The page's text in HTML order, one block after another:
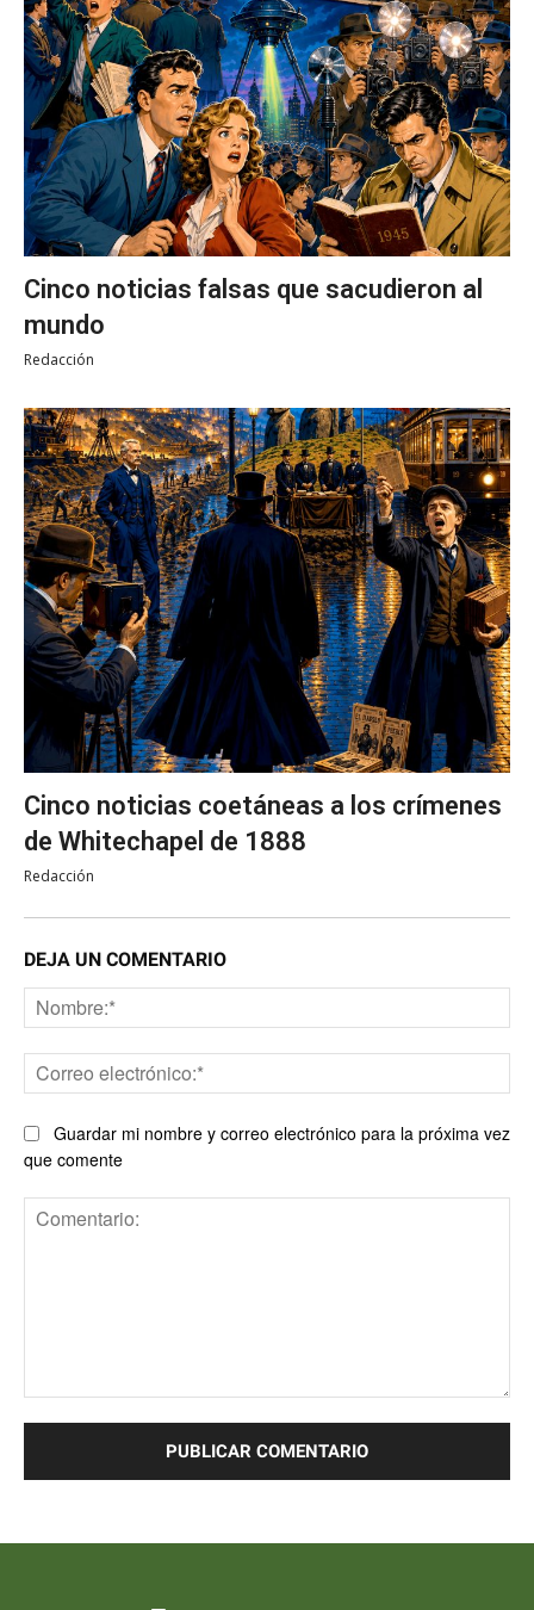
Cinco noticias falsas que sacudieron al
mundo
Redacción
Cinco noticias coetáneas a los crímenes
de Whitechapel de 1888
Redacción
DEJA UN COMENTARIO
Guardar mi nombre y correo electrónico para la próxima vez
que comente